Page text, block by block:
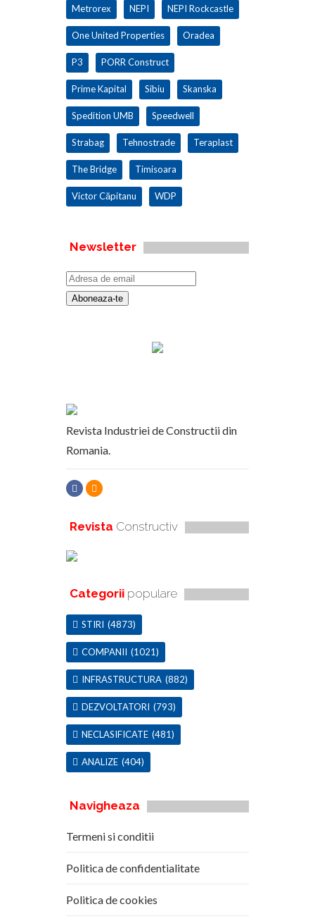
Metrorex NEPI NEPI Rockcastle
One United Properties Oradea
P3 PORR Construct
Prime Kapital Sibiu Skanska
Spedition UMB Speedwell
Strabag Tehnostrade Teraplast
The Bridge Timisoara
Victor Căpitanu WDP
Newsletter
Revista Industriei de Constructii din
Romania.
Revista Constructiv
Categorii populare
STIRI (4873)
COMPANII (1021)
INFRASTRUCTURA (882)
DEZVOLTATORI (793)
NECLASIFICATE (481)
ANALIZE (404)
Navigheaza
Termeni si conditii
Politica de confidentialitate
Politica de cookies